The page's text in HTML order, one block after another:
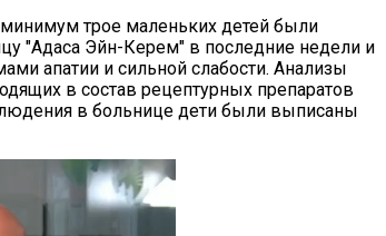
трое маленьких детей были
"Адаса Эйн-Керем" в последние недели и
апатии и сильной слабости. Анализы
в состав рецептурных препаратов
в больнице дети были выписаны